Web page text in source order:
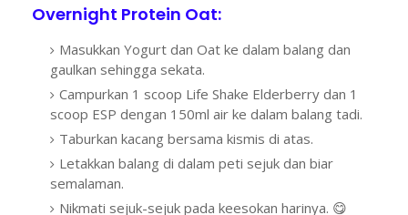
Overnight Protein Oat:
Masukkan Yogurt dan Oat ke dalam balang dan
gaulkan sehingga sekata.
Campurkan 1 scoop Life Shake Elderberry dan 1
scoop ESP dengan 150ml air ke dalam balang tadi.
Taburkan kacang bersama kismis di atas.
Letakkan balang di dalam peti sejuk dan biar
semalaman.
Nikmati sejuk-sejuk pada keesokan harinya. 😋